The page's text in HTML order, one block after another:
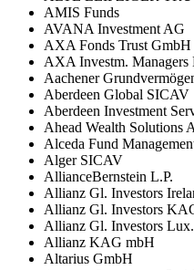
AMIS Funds
AVANA Investment AG
AXA Fonds Trust GmbH
AXA Investm. Managers
Aachener
Aberdeen Global SICAV
Aberdeen Investment
Ahead Wealth Solutions
Alceda Fund
Alger SICAV
AllianceBernstein L.P.
Allianz Gl. Investors
Allianz Gl. Investors
Allianz Gl. Investors
Allianz KAG mbH
Altarius GmbH